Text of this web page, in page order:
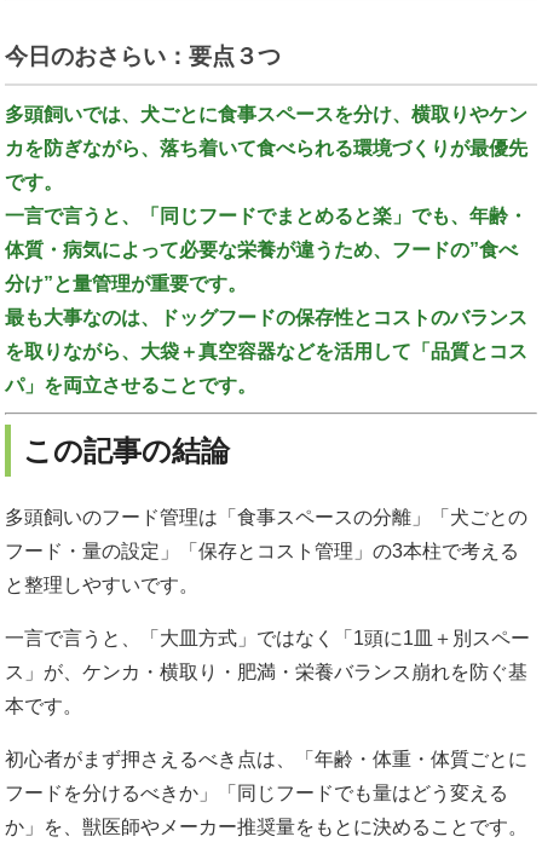
今日のおさらい：要点３つ
多頭飼いでは、犬ごとに食事スペースを分け、横取りやケン
カを防ぎながら、落ち着いて食べられる環境づくりが最優先
です。
一言で言うと、「同じフードでまとめると楽」でも、年齢・
体質・病気によって必要な栄養が違うため、フードの”食べ
分け”と量管理が重要です。
最も大事なのは、ドッグフードの保存性とコストのバランス
を取りながら、大袋＋真空容器などを活用して「品質とコス
パ」を両立させることです。
この記事の結論
多頭飼いのフード管理は「食事スペースの分離」「犬ごとの
フード・量の設定」「保存とコスト管理」の3本柱で考える
と整理しやすいです。
一言で言うと、「大皿方式」ではなく「1頭に1皿＋別スペー
ス」が、ケンカ・横取り・肥満・栄養バランス崩れを防ぐ基
本です。
初心者がまず押さえるべき点は、「年齢・体重・体質ごとに
フードを分けるべきか」「同じフードでも量はどう変える
か」を、獣医師やメーカー推奨量をもとに決めることです。